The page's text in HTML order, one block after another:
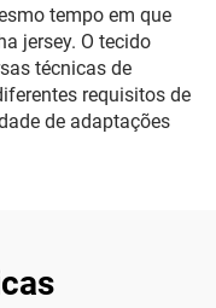
tempo em que
jersey. O tecido
técnicas de
requisitos de
de adaptações